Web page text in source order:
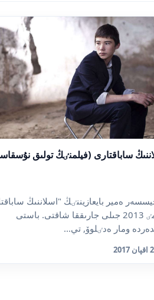
ساباقتارى (فيلمنٸڭ تولىق
ەمير بايعازيننٸڭ "اسلاننىڭ
فيلمٸ 2013 جىلى جارىققا شاقتى. باستى
ومار ەدٸلوۆ, تي...